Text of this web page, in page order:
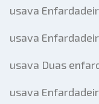
usava
usava
usava Duas
usava